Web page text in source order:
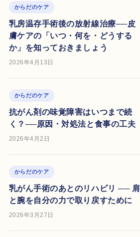
からだのケア
乳房温存手術後の放射線治療──皮
膚ケアの「いつ・何を・どうする
か」を知っておきましょう
2026年4月13日
からだのケア
抗がん剤の味覚障害はいつまで続
く？──原因・対処法と食事の工夫
2026年4月2日
からだのケア
乳がん手術のあとのリハビリ ── 肩
と腕を自分の力で取り戻すために
2026年3月27日